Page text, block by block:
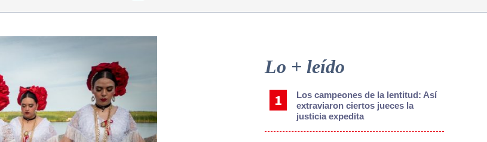
Sidebar
Lo + leído
Los campeones de la lentitud: Así
extraviaron ciertos jueces la
justicia expedita